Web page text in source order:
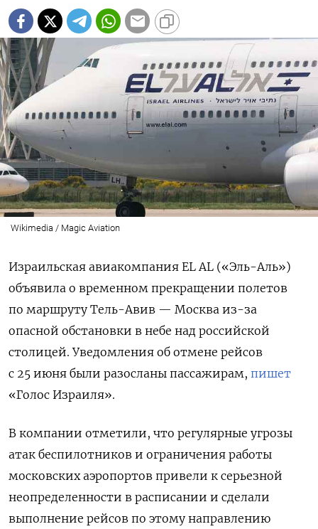
Wikimedia / Magic Aviation
Израильская авиакомпания EL AL («Эль-Аль»)
объявила о временном прекращении полетов
по маршруту Тель-Авив — Москва из-за
опасной обстановки в небе над российской
столицей. Уведомления об отмене рейсов
с 25 июня были разосланы пассажирам, пишет
«Голос Израиля».
В компании отметили, что регулярные угрозы
атак беспилотников и ограничения работы
московских аэропортов привели к серьезной
неопределенности в расписании и сделали
выполнение рейсов по этому направлению